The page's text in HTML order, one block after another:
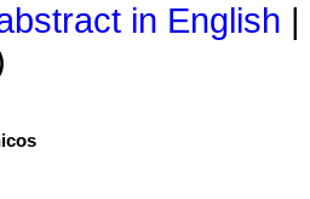
in English